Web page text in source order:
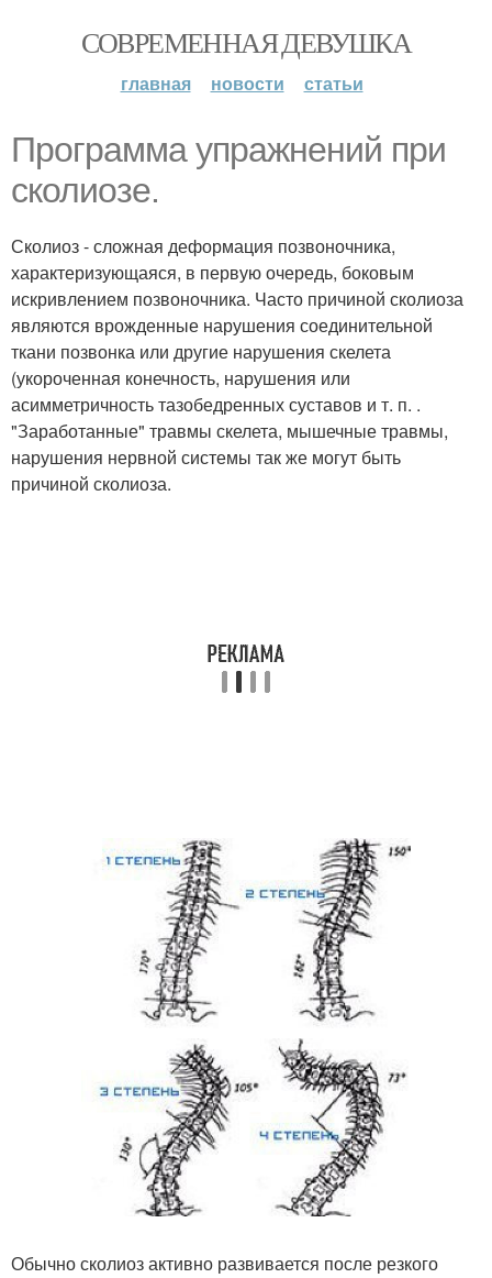
СОВРЕМЕННАЯ ДЕВУШКА
главная новости статьи
Программа упражнений при
сколиозе.
Сколиоз - сложная деформация позвоночника,
характеризующаяся, в первую очередь, боковым
искривлением позвоночника. Часто причиной сколиоза
являются врожденные нарушения соединительной
ткани позвонка или другие нарушения скелета
(укороченная конечность, нарушения или
асимметричность тазобедренных суставов и т. п. .
"Заработанные" травмы скелета, мышечные травмы,
нарушения нервной системы так же могут быть
причиной сколиоза.
Обычно сколиоз активно развивается после резкого